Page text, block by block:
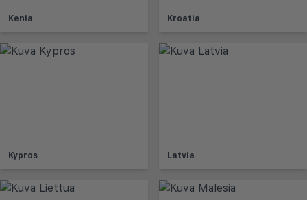
Kenia Kroatia
Kypros Latvia